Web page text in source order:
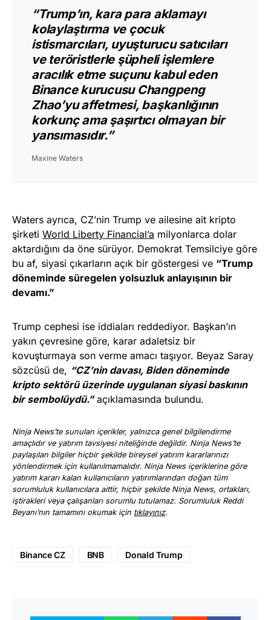
“Trump’ın, kara para aklamayı
kolaylaştırma ve çocuk
istismarcıları, uyuşturucu satıcıları
ve teröristlerle şüpheli işlemlere
aracılık etme suçunu kabul eden
Binance kurucusu Changpeng
Zhao’yu affetmesi, başkanlığının
korkunç ama şaşırtıcı olmayan bir
yansımasıdır.”
Maxine Waters
Waters ayrıca, CZ’nin Trump ve ailesine ait kripto
şirketi World Liberty Financial’a milyonlarca dolar
aktardığını da öne sürüyor. Demokrat Temsilciye göre
bu af, siyasi çıkarların açık bir göstergesi ve “Trump
döneminde süregelen yolsuzluk anlayışının bir
devamı.”
Trump cephesi ise iddiaları reddediyor. Başkan’ın
yakın çevresine göre, karar adaletsiz bir
kovuşturmaya son verme amacı taşıyor. Beyaz Saray
sözcüsü de, “CZ’nin davası, Biden döneminde
kripto sektörü üzerinde uygulanan siyasi baskının
bir sembolüydü.”açıklamasında bulundu.
Ninja News’te sunulan içerikler, yalnızca genel bilgilendirme
amaçlıdır ve yatırım tavsiyesi niteliğinde değildir. Ninja News’te
paylaşılan bilgiler hiçbir şekilde bireysel yatırım kararlarınızı
yönlendirmek için kullanılmamalıdır. Ninja News içeriklerine göre
yatırım kararı kalan kullanıcıların yatırımlarından doğan tüm
sorumluluk kullanıcılara aittir, hiçbir şekilde Ninja News, ortakları,
iştirakleri veya çalışanları sorumlu tutulamaz. Sorumluluk Reddi
Beyanı’nın tamamını okumak için tıklayınız.
Binance CZ BNB Donald Trump